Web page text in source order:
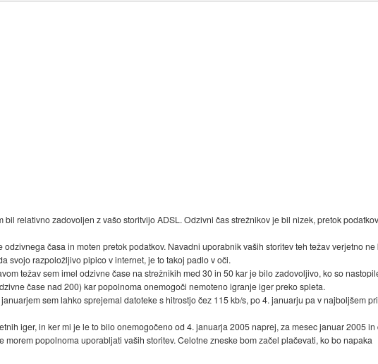
bil relativno zadovoljen z vašo storitvijo ADSL. Odzivni čas strežnikov je bil nizek, pretok
časa in moten pretok podatkov. Navadni uporabnik vaših storitev teh težav verjetno ne
svojo razpoložljivo pipico v internet, je to takoj padlo v oči.
težav sem imel odzivne čase na strežnikih med 30 in 50 kar je bilo zadovoljivo, ko so
čase nad 200) kar popolnoma onemogoči nemoteno igranje iger preko spleta.
sem lahko sprejemal datoteke s hitrostjo čez 115 kb/s, po 4. januarju pa v najboljšem
iger, in ker mi je le to bilo onemogočeno od 4. januarja 2005 naprej, za mesec januar 2005 in
popolnoma uporabljati vaših storitev. Celotne zneske bom začel plačevati, ko bo napaka